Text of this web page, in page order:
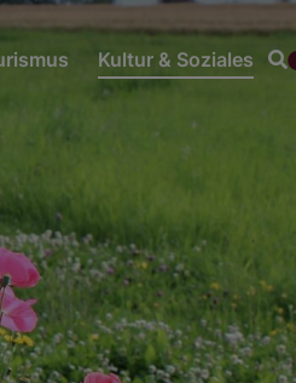
Kultur & Soziales